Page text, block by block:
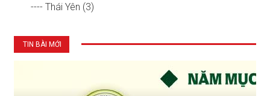
---- Thái Yên (3)
TIN BÀI MỚI